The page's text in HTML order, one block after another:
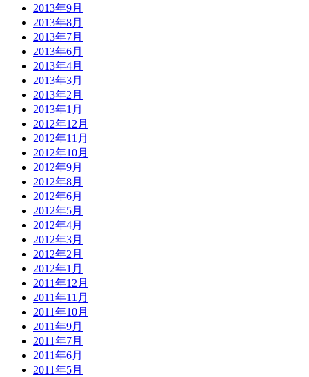
2013年9月
2013年8月
2013年7月
2013年6月
2013年4月
2013年3月
2013年2月
2013年1月
2012年12月
2012年11月
2012年10月
2012年9月
2012年8月
2012年6月
2012年5月
2012年4月
2012年3月
2012年2月
2012年1月
2011年12月
2011年11月
2011年10月
2011年9月
2011年7月
2011年6月
2011年5月